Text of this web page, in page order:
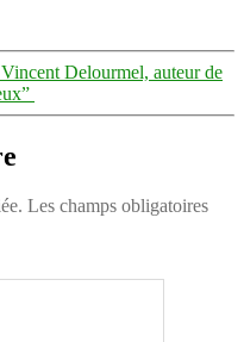
Vincent Delourmel, auteur de
Les champs obligatoires